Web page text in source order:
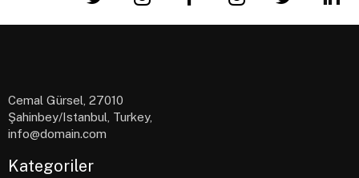
Cemal Gürsel, 27010
Şahinbey/Istanbul, Turkey,
info@domain.com
Kategoriler